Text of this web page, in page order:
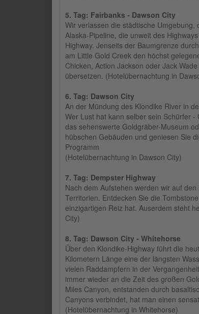
5. Tag: Fairbanks - Dawson City
Wir verlassen die städtische
Alaska-Pipeline, die unweit des
Highway. Jenseits der Baumgrenze
am Little Gold Creek den höchst
Chicken, Action Jackson oder Jack
übersetzen. (Hotelübernachtung in
6. Tag: Dawson City
An der Mündung des Klondike River in
Wer Lust hat kann selber sein Schürfer
das sehenswerte Goldgräber-Museum
hübschen Gebäuden und geniesen Sie
Programm
(Hotelübernachtung in Dawson City)
7. Tag: Dempster Highway
Nach dem Aufstehen werden wir auf
Territorien. Entdecken Sie die
einzigartigen Reiz hat. Auserdem steht
City)
8. Tag: Dawson City - Whitehorse
Über den Klondike-Highway führt die
Kilometern Länge eine der längsten
vielen Raddampfern in der
immer wieder an die Zeit des großen
Miles Canyon, entstanden durch
Canyons verbindet, hat man einen
(Hotelübernachtung in Whitehorse)